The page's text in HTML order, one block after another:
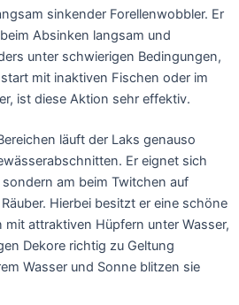
sinkender Forellenwobbler. Er
Absinken langsam und
unter schwierigen Bedingungen,
mit inaktiven Fischen oder im
ist diese Aktion sehr effektiv.
läuft der Laks genauso
Er eignet sich
am beim Twitchen auf
Hierbei besitzt er eine schöne
attraktiven Hüpfern unter Wasser,
Dekore richtig zu Geltung
Wasser und Sonne blitzen sie